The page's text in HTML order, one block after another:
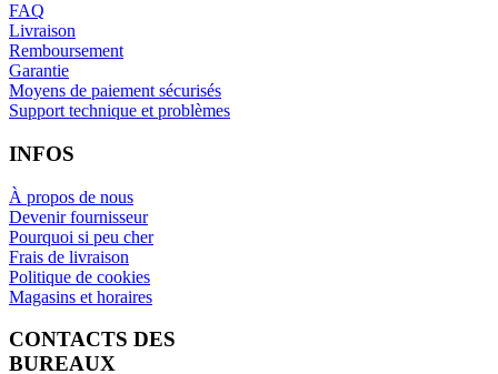
FAQ
Livraison
Remboursement
Garantie
Moyens de paiement sécurisés
Support technique et problèmes
INFOS
À propos de nous
Devenir fournisseur
Pourquoi si peu cher
Frais de livraison
Politique de cookies
Magasins et horaires
CONTACTS DES
BUREAUX